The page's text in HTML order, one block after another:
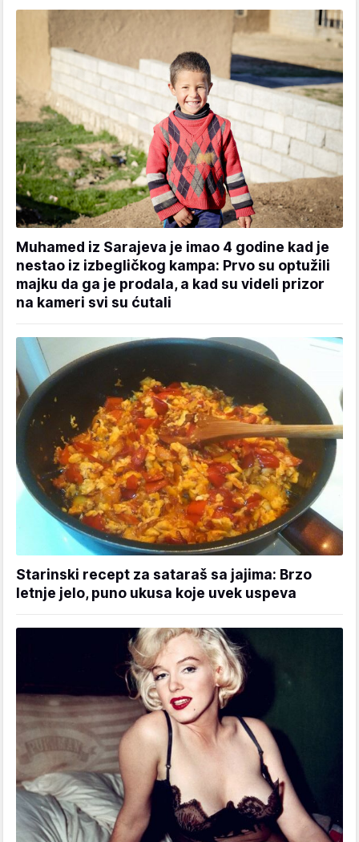
Muhamed iz Sarajeva je imao 4 godine kad je
nestao iz izbegličkog kampa: Prvo su optužili
majku da ga je prodala, a kad su videli prizor
na kameri svi su ćutali
Starinski recept za sataraš sa jajima: Brzo
letnje jelo, puno ukusa koje uvek uspeva